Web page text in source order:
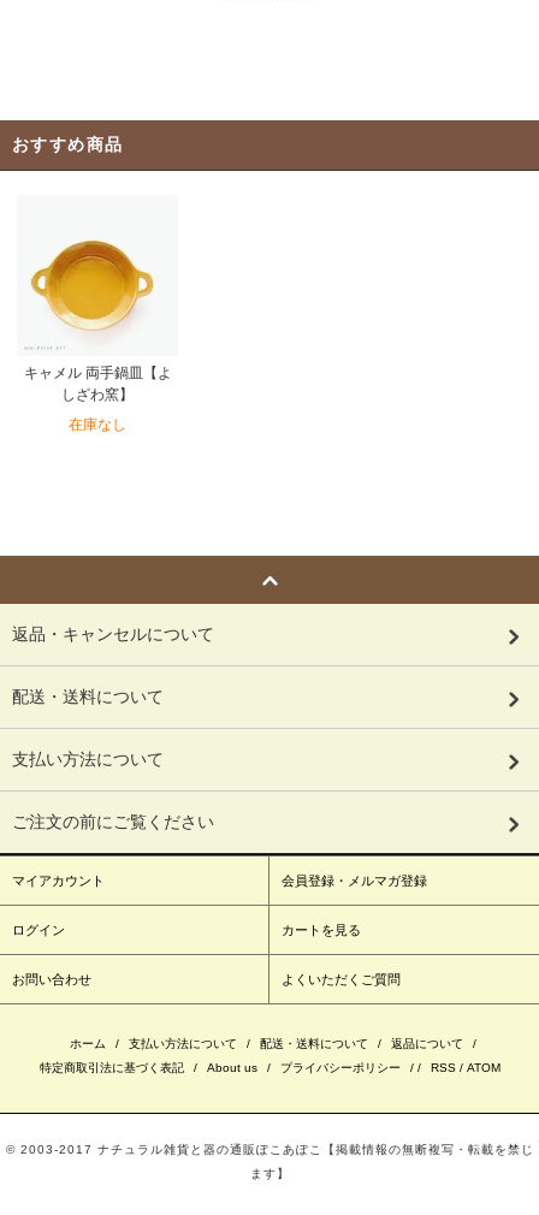
おすすめ商品
キャメル 両手鍋皿【よ
しざわ窯】
在庫なし
返品・キャンセルについて
配送・送料について
支払い方法について
ご注文の前にご覧ください
マイアカウント 会員登録・メルマガ登録
ログイン カートを見る
お問い合わせ よくいただくご質問
ホーム / 支払い方法について / 配送・送料について / 返品について
/
特定商取引法に基づく表記
/ About us / プライバシーポリシー / / RSS/ ATOM
© 2003‐2017 ナチュラル雑貨と器の通販ぽこあぽこ【掲載情報の無断複写・転載を禁じ
ます】